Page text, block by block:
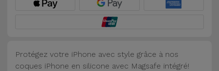
Accessoires
Kids
Protégez votre iPhone avec style grâce à nos
coques iPhone en silicone avec Magsafe intégré!